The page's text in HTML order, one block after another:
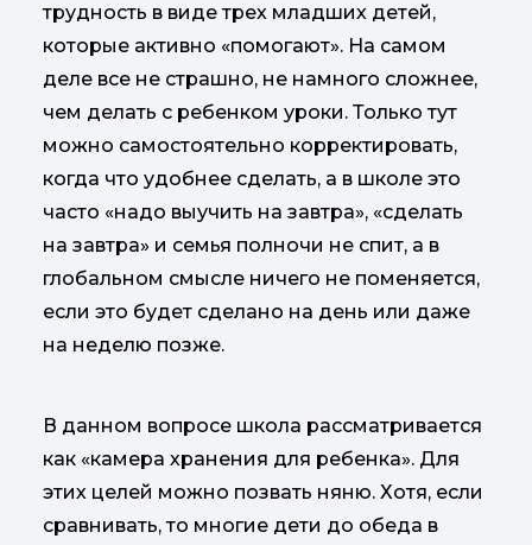
трудность в виде трех младших детей,
которые активно «помогают». На самом
деле все не страшно, не намного сложнее,
чем делать с ребенком уроки. Только тут
можно самостоятельно корректировать,
когда что удобнее сделать, а в школе это
часто «надо выучить на завтра», «сделать
на завтра» и семья полночи не спит, а в
глобальном смысле ничего не поменяется,
если это будет сделано на день или даже
на неделю позже.
В данном вопросе школа рассматривается
как «камера хранения для ребенка». Для
этих целей можно позвать няню. Хотя, если
сравнивать, то многие дети до обеда в